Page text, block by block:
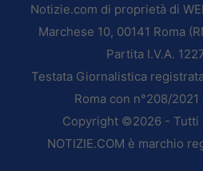
Notizie.com di proprietà di
Marchese 10, 00141 Roma
Partita I.V.A.
Testata Giornalistica
Roma con n°208/2021
Copyright ©2026 -
NOTIZIE.COM è marchio